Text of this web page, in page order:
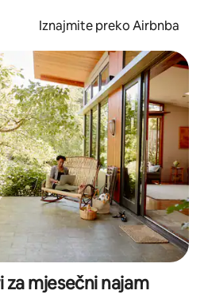
Iznajmite preko Airbnba
mjesečni najam